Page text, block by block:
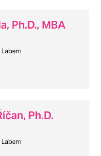
Ph.D., MBA
Ph.D.